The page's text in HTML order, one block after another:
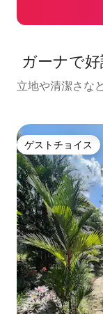
ガーナで
立地や清潔さな
ゲストチョイス
ゲストチョイス